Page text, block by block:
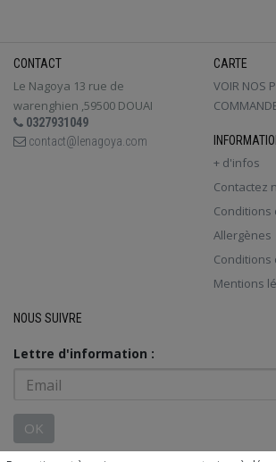
CONTACT
Le Nagoya 13 rue de
warenghien ,59500 DOUAI
0327931049
contact@lenagoya.com
CARTE
VOIR NOS
+ d'infos
Contactez
Allergènes
Conditions
Mentions
NOUS SUIVRE
Lettre d'information :
OK